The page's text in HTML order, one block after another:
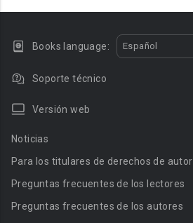
Books language: Español
Soporte técnico
Versión web
Noticias
Para los titulares de derechos de autor
Preguntas frecuentes de los lectores
Preguntas frecuentes de los autores